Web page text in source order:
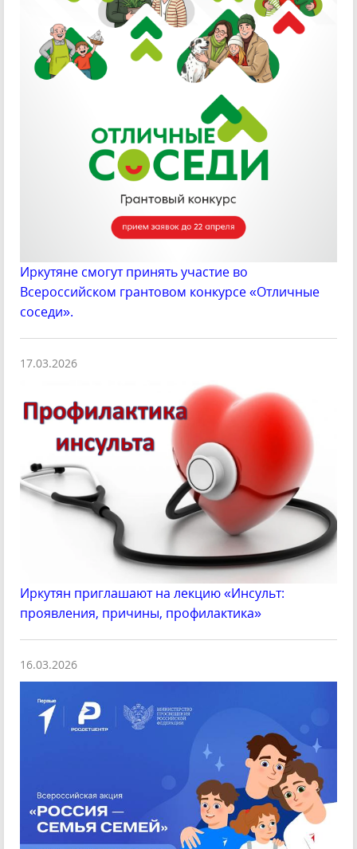
Иркутяне смогут принять участие во
Всероссийском грантовом конкурсе «Отличные
соседи».
17.03.2026
Иркутян приглашают на лекцию «Инсульт:
проявления, причины, профилактика»
16.03.2026